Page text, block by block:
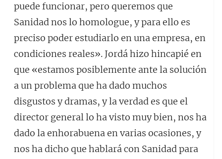
puede funcionar, pero queremos que
Sanidad nos lo homologue, y para ello es
preciso poder estudiarlo en una empresa, en
condiciones reales». Jordá hizo hincapié en
que «estamos posiblemente ante la solución
a un problema que ha dado muchos
disgustos y dramas, y la verdad es que el
director general lo ha visto muy bien, nos ha
dado la enhorabuena en varias ocasiones, y
nos ha dicho que hablará con Sanidad para